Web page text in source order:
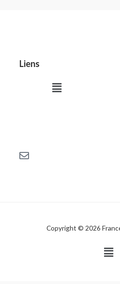
Liens
Menu
Copyright © 2026
Menu